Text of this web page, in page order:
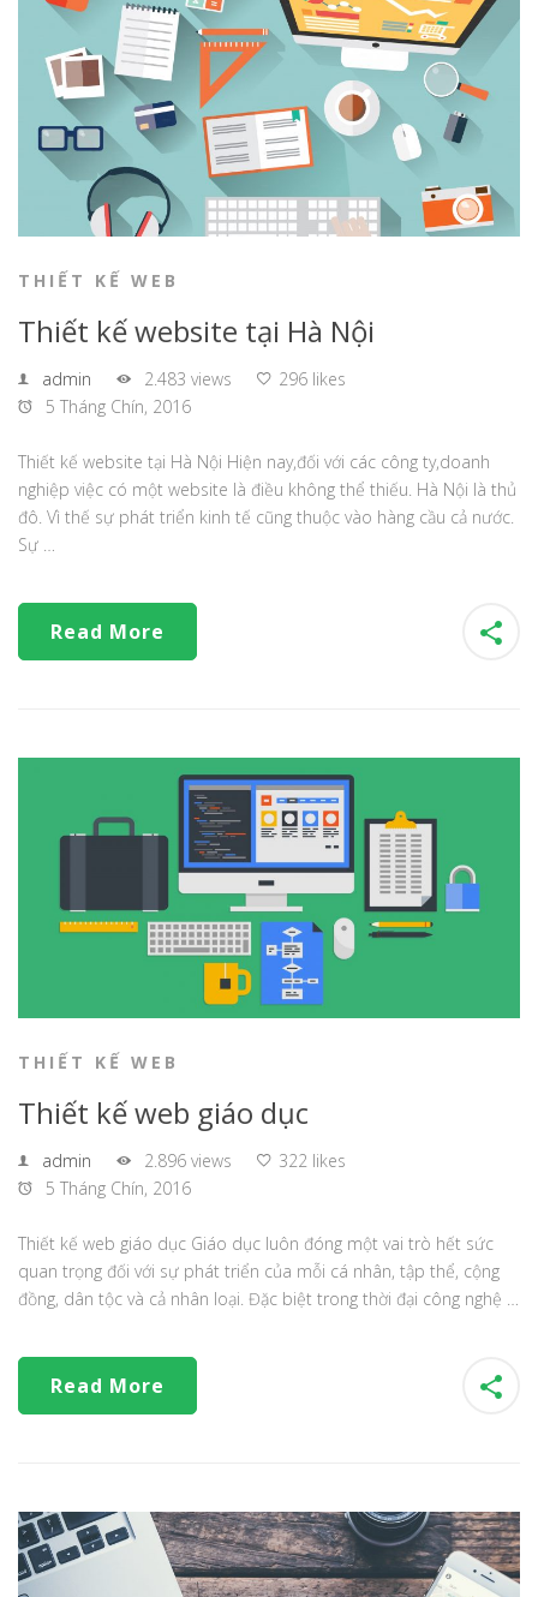
THIẾT KẾ WEB
Thiết kế website tại Hà Nội
admin 2.483 views
296 likes
5 Tháng Chín, 2016
Thiết kế website tại Hà Nội Hiện nay,đối với các công ty,doanh
nghiệp việc có một website là điều không thể thiếu. Hà Nội là thủ
đô. Vì thế sự phát triển kinh tế cũng thuộc vào hàng cầu cả nước.
Sự …
Read More
THIẾT KẾ WEB
Thiết kế web giáo dục
admin 2.896 views
322 likes
5 Tháng Chín, 2016
Thiết kế web giáo dục Giáo dục luôn đóng một vai trò hết sức
quan trọng đối với sự phát triển của mỗi cá nhân, tập thể, cộng
đồng, dân tộc và cả nhân loại. Đặc biệt trong thời đại công nghệ …
Read More